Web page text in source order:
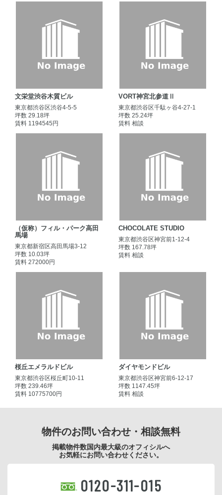
文栄堂渋谷木質ビル
東京都渋谷区渋谷4-5-5
坪数 29.18坪
賃料 1194545円
VORT神宮北参道Ⅱ
東京都渋谷区千駄ヶ谷4-27-1
坪数 25.24坪
賃料 相談
（仮称）フィル・パーク高田
馬場
東京都新宿区高田馬場3-12
坪数 10.03坪
賃料 272000円
CHOCOLATE STUDIO
東京都渋谷区神宮前1-12-4
坪数 167.78坪
賃料 相談
桜丘エメラルドビル
東京都渋谷区桜丘町10-11
坪数 239.46坪
賃料 10775700円
ダイヤモンドビル
東京都渋谷区神宮前6-12-17
坪数 1147.45坪
賃料 相談
物件のお問い合わせ・相談無料
掲載物件数国内最大級のオフィシルへ
お気軽にお問い合わせください。
0120-311-015